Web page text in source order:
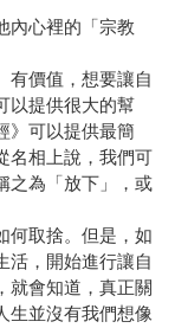
內心裡的「宗教
有價值，想要讓自
以提供很大的幫
》可以提供最簡
名相上說，我們可
之為「放下」，或
何取捨。但是，如
活，開始進行讓自
就會知道，真正關
生並沒有我們想像